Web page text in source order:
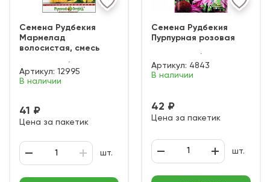
Семена Рудбекия
Мармелад
волосистая, смесь
Артикул: 12995
В наличии
41 ₽
Цена за пакетик
шт.
Семена Рудбекия
Пурпурная розовая
Артикул: 4843
В наличии
42 ₽
Цена за пакетик
шт.